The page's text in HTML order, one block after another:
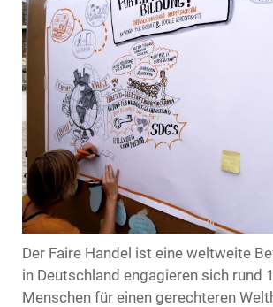
Der Faire Handel ist eine weltweite
in Deutschland engagieren sich rund
Menschen für einen gerechteren